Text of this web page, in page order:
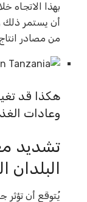
بهذا الاتجاه
أن يستمر ذلك
من مصادر
هكذا قد
وعادات
تشديد
البلدان
يُتوقع أن تؤثر